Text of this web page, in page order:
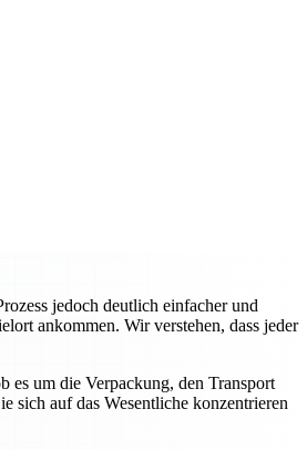
jedoch deutlich einfacher und
ankommen. Wir verstehen, dass jeder
es um die Verpackung, den Transport
sich auf das Wesentliche konzentrieren